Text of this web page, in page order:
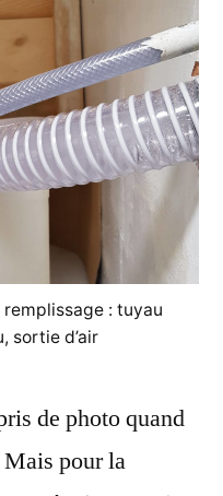
remplissage : tuyau
sortie d’air
de photo quand
pour la